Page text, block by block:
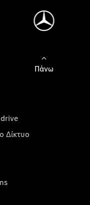
Πάνω
drive
Δίκτυο